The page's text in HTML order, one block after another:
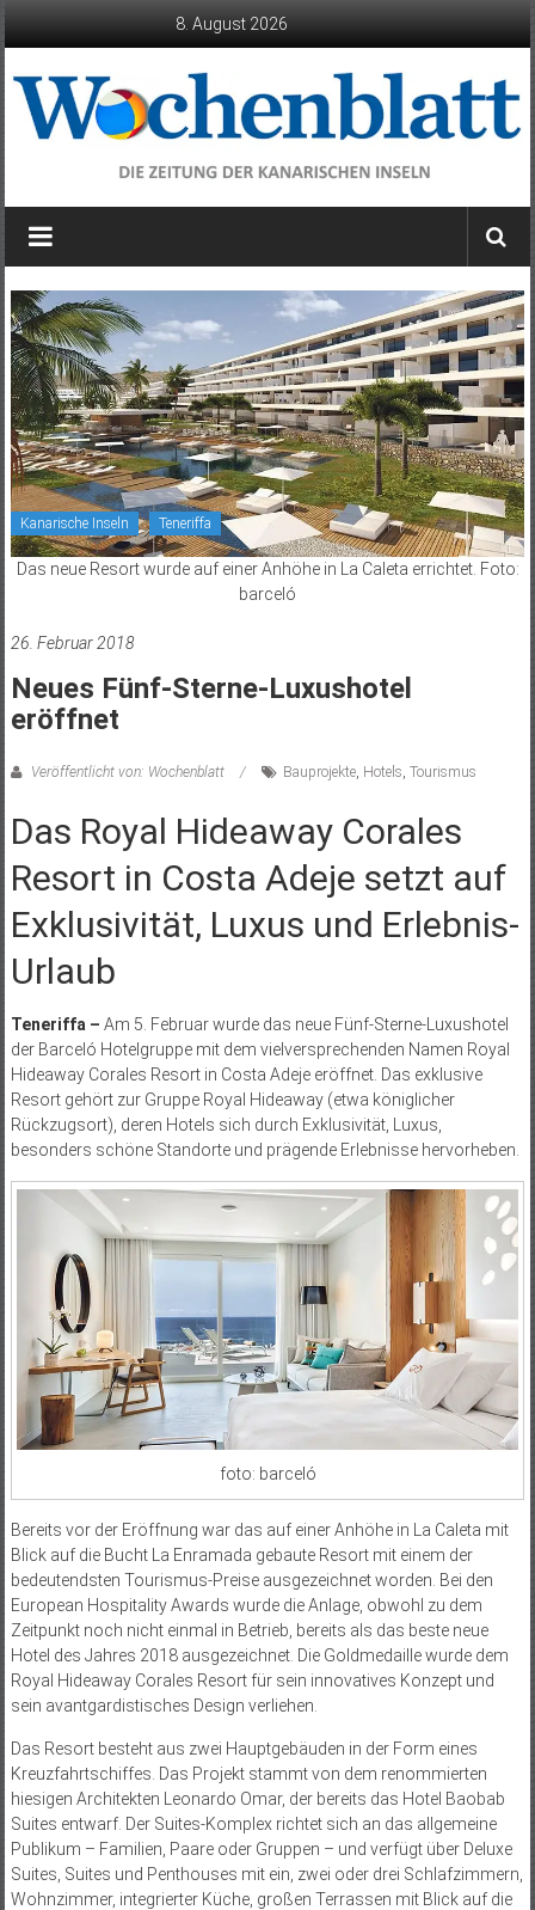
8. August 2026
Wochenblatt
die
der
Kanarischen
Inseln
Kanarische Inseln Teneriffa
Das neue Resort wurde auf einer Anhöhe in La Caleta errichtet. Foto:
barceló
26. Februar 2018
Neues Fünf-Sterne-Luxushotel
eröffnet
Veröffentlicht von: Wochenblatt Bauprojekte, Hotels, Tourismus
Das Royal Hideaway Corales
Resort in Costa Adeje setzt auf
Exklusivität, Luxus und Erlebnis-
Urlaub
Teneriffa – Am 5. Februar wurde das neue Fünf-Sterne-Luxushotel
der Barceló Hotelgruppe mit dem vielversprechenden Namen Royal
Hideaway Corales Resort in Costa Adeje eröffnet. Das exklusive
Resort gehört zur Gruppe Royal Hideaway (etwa königlicher
Rückzugsort), deren Hotels sich durch Exklusivität, Luxus,
besonders schöne Standorte und prägende Erlebnisse hervorheben.
foto: barceló
Bereits vor der Eröffnung war das auf einer Anhöhe in La Caleta mit
Blick auf die Bucht La Enramada gebaute Resort mit einem der
bedeutendsten Tourismus-Preise ausgezeichnet worden. Bei den
European Hospitality Awards wurde die Anlage, obwohl zu dem
Zeitpunkt noch nicht einmal in Betrieb, bereits als das beste neue
Hotel des Jahres 2018 ausgezeichnet. Die Goldmedaille wurde dem
Royal Hideaway Corales Resort für sein innovatives Konzept und
sein avantgardistisches Design verliehen.
Das Resort besteht aus zwei Hauptgebäuden in der Form eines
Kreuzfahrtschiffes. Das Projekt stammt von dem renommierten
hiesigen Architekten Leonardo Omar, der bereits das Hotel Baobab
Suites entwarf. Der Suites-Komplex richtet sich an das allgemeine
Publikum – Familien, Paare oder Gruppen – und verfügt über Deluxe
Suites, Suites und Penthouses mit ein, zwei oder drei Schlafzimmern,
Wohnzimmer, integrierter Küche, großen Terrassen mit Blick auf die